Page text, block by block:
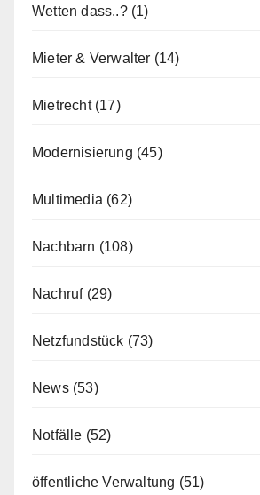
Wetten dass..?(1)
Mieter & Verwalter (14)
Mietrecht(17)
Modernisierung (45)
Multimedia (62)
Nachbarn (108)
Nachruf(29)
Netzfundstück (73)
News(53)
Notfälle (52)
öffentliche Verwaltung (51)